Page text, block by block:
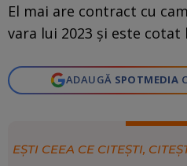
El mai are contract cu
vara lui 2023 și este cotat
ADAUGĂ SPOTMEDIA
EȘTI CEEA CE CITEȘTI,